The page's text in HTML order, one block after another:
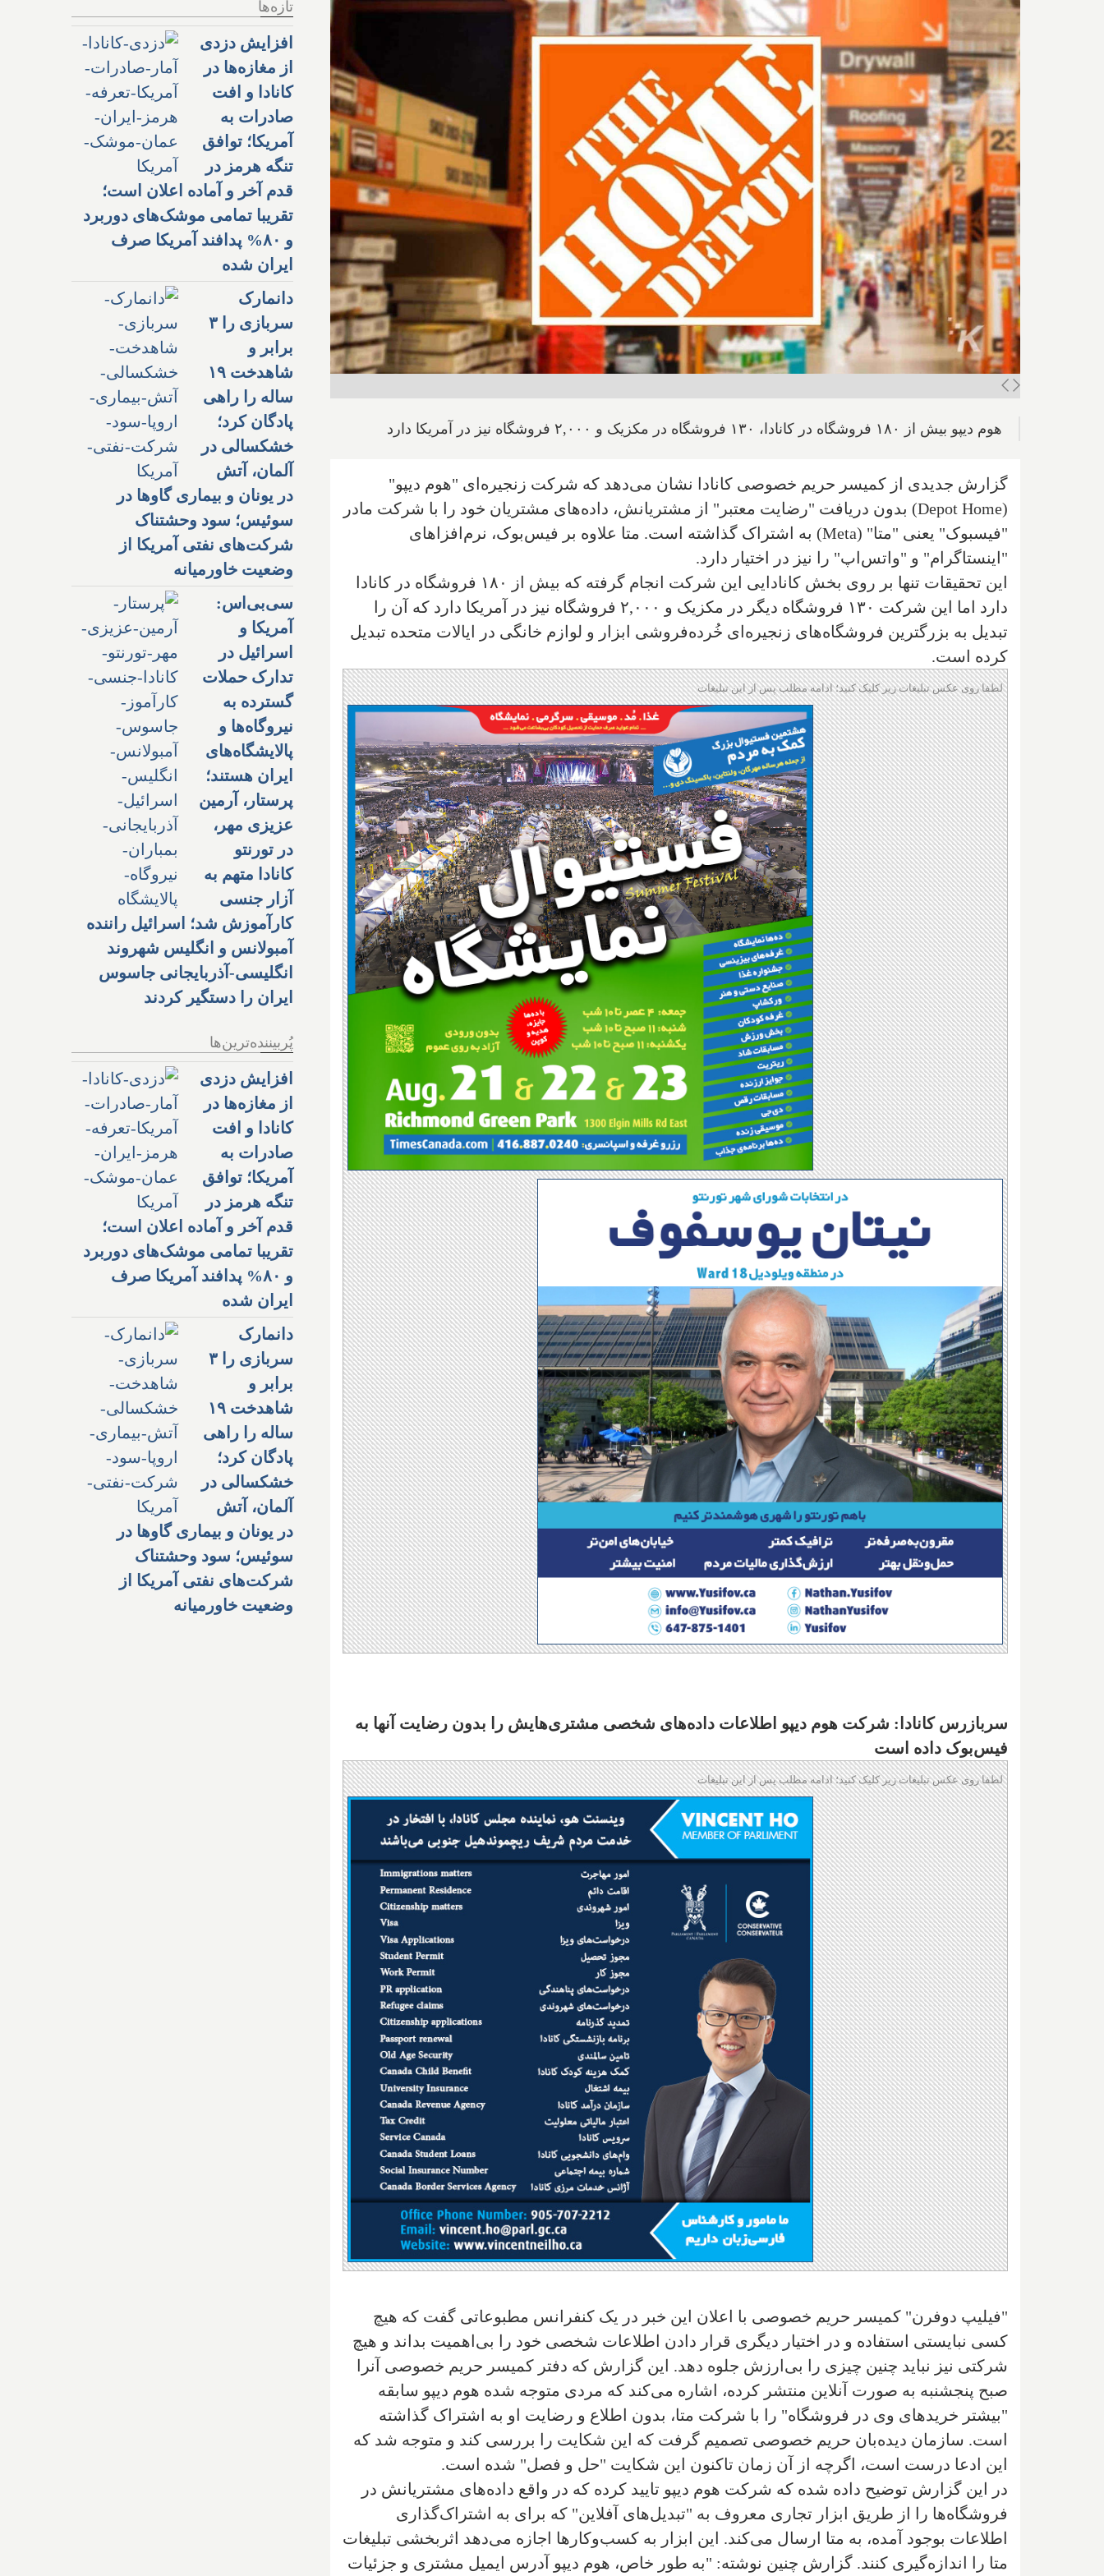
هوم دیپو بیش از ۱۸۰ فروشگاه در کانادا، ۱۳۰ فروشگاه در مکزیک و ۲,۰۰۰ فروشگاه نیز در آمریکا دارد
گزارش جدیدی از کمیسر حریم خصوصی کانادا نشان می‌دهد که شرکت زنجیره‌ای "هوم دیپو"
(
Home
Depot) بدون دریافت "رضایت معتبر" از مشتریانش، داده‌های مشتریان خود را با شرکت مادر
"فیسبوک" یعنی "متا" (Meta) به اشتراک گذاشته است. متا علاوه بر فیس‌بوک، نرم‌افزاهای
"اینستاگرام" و "واتس‌اپ" را نیز در اختیار دارد.
این تحقیقات تنها بر روی بخش کانادایی این شرکت انجام گرفته که بیش از ۱۸۰ فروشگاه در کانادا
دارد اما این شرکت ۱۳۰ فروشگاه دیگر در مکزیک و ۲,۰۰۰ فروشگاه نیز در آمریکا دارد که آن را
تبدیل به بزرگترین فروشگاه‌های زنجیره‌ای خُرده‌فروشی ابزار و لوازم خانگی در ایالات متحده تبدیل
کرده است.
لطفا روی عکس تبلیغات زیر کلیک کنید؛ ادامه مطلب پس از این تبلیغات
سربازرس کانادا: شرکت هوم دیپو اطلاعات داده‌های شخصی مشتری‌هایش را بدون رضایت آنها به
فیس‌بوک داده است
لطفا روی عکس تبلیغات زیر کلیک کنید؛ ادامه مطلب پس از این تبلیغات
"فیلیپ دوفرن" کمیسر حریم خصوصی با اعلان این خبر در یک کنفرانس مطبوعاتی گفت که هیچ
کسی نبایستی استفاده و در اختیار دیگری قرار دادن اطلاعات شخصی خود را بی‌اهمیت بداند و هیچ
شرکتی نیز نباید چنین چیزی را بی‌ارزش جلوه دهد. این گزارش که دفتر کمیسر حریم خصوصی آنرا
صبح پنجشنبه به صورت آنلاین منتشر کرده، اشاره می‌کند که مردی متوجه شده هوم دیپو سابقه
"بیشتر خریدهای وی در فروشگاه" را با شرکت متا، بدون اطلاع و رضایت او به اشتراک گذاشته
است. سازمان دیده‌بان حریم خصوصی تصمیم گرفت که این شکایت را بررسی کند و متوجه شد که
این ادعا درست است، اگرچه از آن زمان تاکنون این شکایت "حل و فصل" شده است.
در این گزارش توضیح داده شده که شرکت هوم دیپو تایید کرده که در واقع داده‌های مشتریانش در
فروشگاه‌ها را از طریق ابزار تجاری معروف به "تبدیل‌های آفلاین" که برای به اشتراک‌گذاری
اطلاعات بوجود آمده، به متا ارسال می‌کند. این ابزار به کسب‌وکارها اجازه می‌دهد اثربخشی تبلیغات
متا را اندازه‌گیری کنند. گزارش چنین نوشته: "به طور خاص، هوم دیپو آدرس ایمیل مشتری و جزئیات
تازه‌ها
افزایش دزدی
از مغازه‌ها در
کانادا و افت
صادرات به
آمریکا؛ توافق
تنگه هرمز در
قدم آخر و آماده اعلان است؛
تقریبا تمامی موشک‌های دوربرد
و ۸۰% پدافند آمریکا صرف
ایران شده
دانمارک
سربازی را ۳
برابر و
شاهدخت ۱۹
ساله را راهی
پادگان کرد؛
خشکسالی در
آلمان، آتش
در یونان و بیماری گاوها در
سوئیس؛ سود وحشتناک
شرکت‌های نفتی آمریکا از
وضعیت خاورمیانه
سی‌بی‌اس:
آمریکا و
اسرائیل در
تدارک حملات
گسترده به
نیروگاه‌ها و
پالایشگاه‌های
ایران هستند؛
پرستار، آرمین
عزیزی مهر،
در تورنتو
کانادا متهم به
آزار جنسی
کارآموزش شد؛ اسرائیل راننده
آمبولانس و انگلیس شهروند
انگلیسی-آذربایجانی جاسوس
ایران را دستگیر کردند
پُربیننده‌ترین‌ها
افزایش دزدی
از مغازه‌ها در
کانادا و افت
صادرات به
آمریکا؛ توافق
تنگه هرمز در
قدم آخر و آماده اعلان است؛
تقریبا تمامی موشک‌های دوربرد
و ۸۰% پدافند آمریکا صرف
ایران شده
دانمارک
سربازی را ۳
برابر و
شاهدخت ۱۹
ساله را راهی
پادگان کرد؛
خشکسالی در
آلمان، آتش
در یونان و بیماری گاوها در
سوئیس؛ سود وحشتناک
شرکت‌های نفتی آمریکا از
وضعیت خاورمیانه